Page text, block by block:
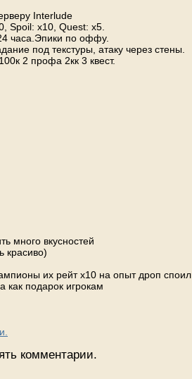
Interlude
Spoil: x10, Quest: x5.
часа.Эпики по оффу.
под текстуры, атаку через стены.
2 профа 2кк 3 квест.
много вкусностей
красиво)
их рейт х10 на опыт дроп споил
как подарок игрокам
комментарии.